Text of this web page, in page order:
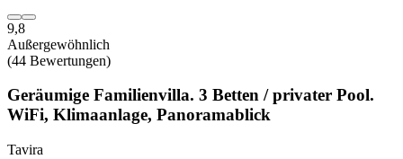
9,8
Außergewöhnlich
(44 Bewertungen)
Geräumige Familienvilla. 3 Betten / privater Pool.
WiFi, Klimaanlage, Panoramablick
Tavira